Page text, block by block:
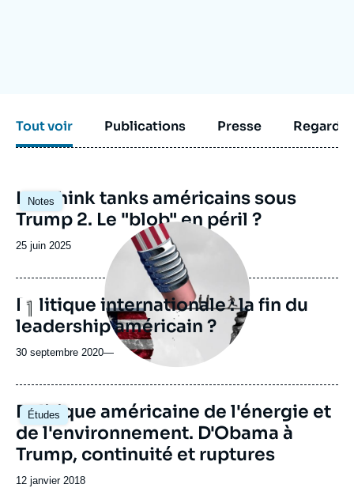
Tout voir Publications Presse
Notes
Image
principale
Les think tanks américains sous
Trump 2. Le "blob" en péril ?
Date
publication
25 juin 2025
Logo
Image
principale
médiatique
Politique internationale : la fin du
leadership américain ?
30 septembre 2020—
Études
Image
principale
Politique américaine de l'énergie et
de l'environnement. D'Obama à
Trump, continuité et ruptures
Date
12 janvier 2018